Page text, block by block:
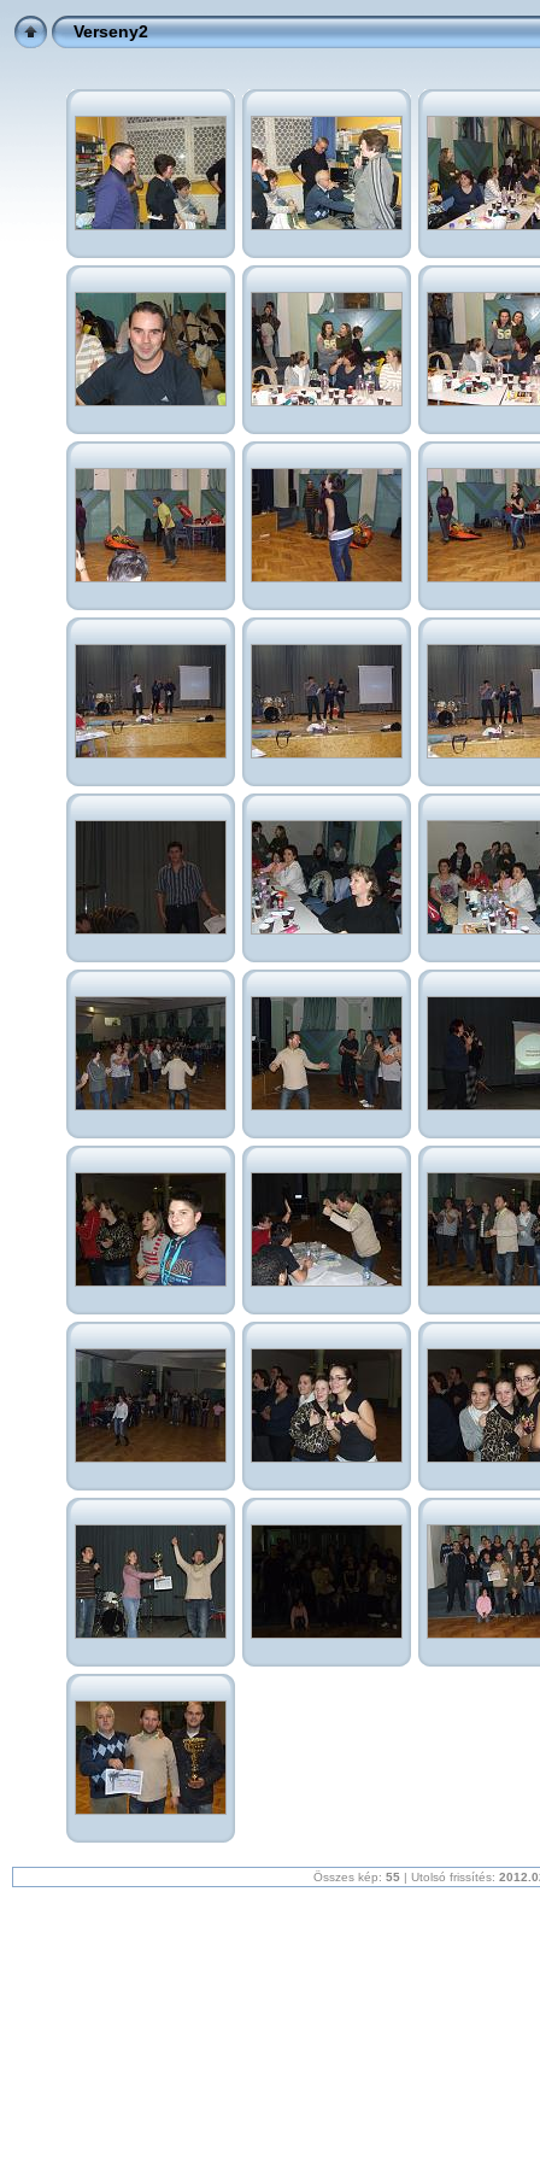
Verseny2
Összes kép: 55 | Utolsó frissítés: